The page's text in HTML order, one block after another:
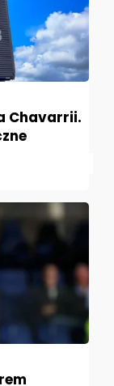
Chavarrii.